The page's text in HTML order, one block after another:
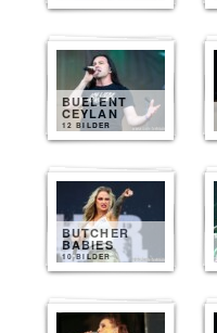
BUELENT
CEYLAN
12 BILDER
BUTCHER
BABIES
10 BILDER